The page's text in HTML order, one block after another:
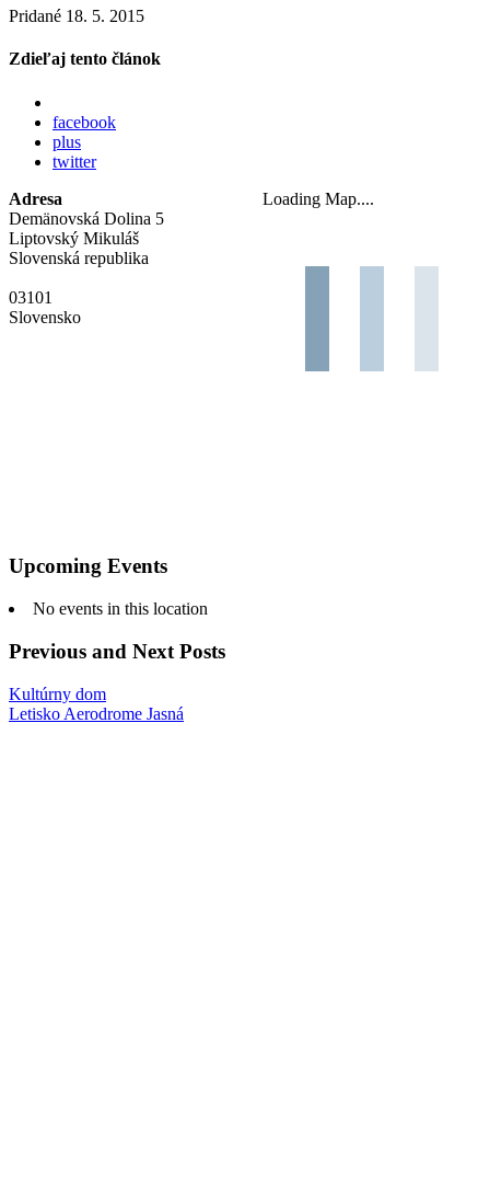
Pridané 18. 5. 2015
Zdieľaj tento článok
facebook
plus
twitter
Loading Map....
Adresa
Demänovská Dolina 5
Liptovský Mikuláš
Slovenská republika
03101
Slovensko
Upcoming Events
No events in this location
Previous and Next Posts
Kultúrny dom
Letisko Aerodrome Jasná